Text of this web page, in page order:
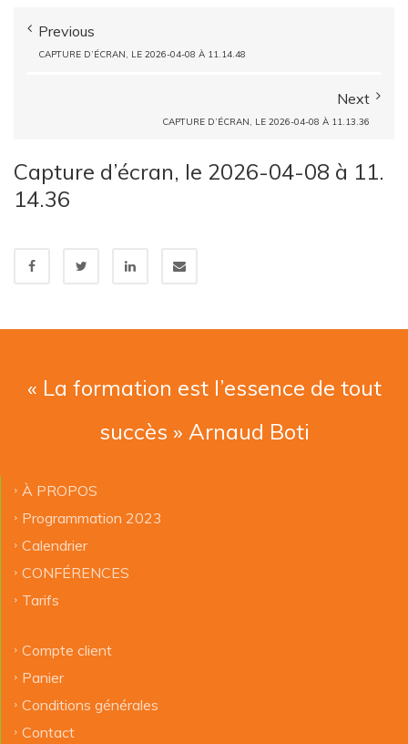
Previous
CAPTURE D’ÉCRAN, LE 2026-04-08 À 11.14.48
Next
CAPTURE D’ÉCRAN, LE 2026-04-08 À 11.13.36
Capture d’écran, le 2026-04-08 à 11.
14.36
« La formation est l’essence de tout
succès » Arnaud Boti
À PROPOS
Programmation 2023
Calendrier
CONFÉRENCES
Tarifs
Compte client
Panier
Conditions générales
Contact